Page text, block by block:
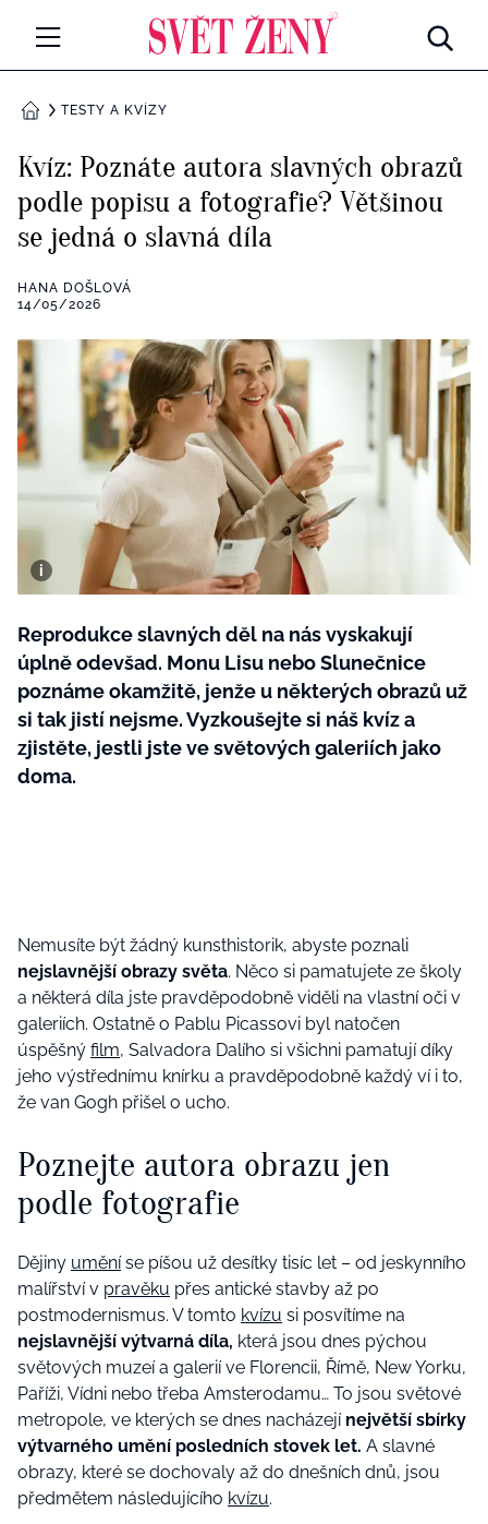
Všechny kategorie
Rozhovory
RETROHUBKY
Všechny kategorie
Seberozvoj
Všechny kategorie
Životní styl
ZÁBAVA
Všechny kategorie
Testy a kvízy
BYDLENÍ
Všechny kategorie
Tvoření
Rady a tipy
BurdaMedia
Extra
SVĚT ŽENY - 599 KČ
ROČNÍ PŘEDPLATNÉ SVĚT ŽENY +
DOMŮTESTY A KVÍZY
Kvíz: Poznáte autora slavných obrazů
podle popisu a fotografie? Většinou
se jedná o slavná díla
HANA DOŠLOVÁ
14/05/2026
Reprodukce slavných děl na nás vyskakují
úplně odevšad. Monu Lisu nebo Slunečnice
poznáme okamžitě, jenže u některých obrazů už
si tak jistí nejsme. Vyzkoušejte si náš kvíz a
zjistěte, jestli jste ve světových galeriích jako
doma.
Nemusíte být žádný kunsthistorik, abyste poznali
nejslavnější obrazy světa. Něco si pamatujete ze školy
a některá díla jste pravděpodobně viděli na vlastní oči v
galeriích. Ostatně o Pablu Picassovi byl natočen
úspěšný film, Salvadora Dalího si všichni pamatují díky
jeho výstřednímu knírku a pravděpodobně každý ví i to,
že van Gogh přišel o ucho.
Poznejte autora obrazu jen
podle fotografie
Dějiny uměníse píšou už desítky tisíc let – od jeskynního
malířství v pravěku přes antické stavby až po
postmodernismus. V tomto kvízu si posvítíme na
nejslavnější výtvarná díla, která jsou dnes pýchou
světových muzeí a galerií ve Florencii, Římě, New Yorku,
Paříži, Vídni nebo třeba Amsterodamu… To jsou světové
metropole, ve kterých se dnes nacházejí největší sbírky
výtvarného umění posledních stovek let. A slavné
obrazy, které se dochovaly až do dnešních dnů, jsou
předmětem následujícího kvízu.